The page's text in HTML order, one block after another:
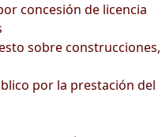
concesión de licencia
sobre construcciones,
por la prestación del